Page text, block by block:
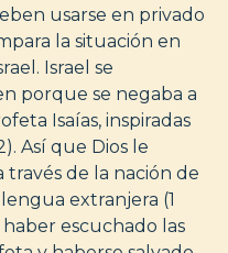
usarse en privado
la situación en
Israel se
porque se negaba a
Isaías, inspiradas
Así que Dios le
través de la nación de
extranjera (1
haber escuchado las